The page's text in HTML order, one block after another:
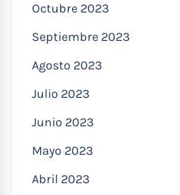
Octubre 2023
Septiembre 2023
Agosto 2023
Julio 2023
Junio 2023
Mayo 2023
Abril 2023